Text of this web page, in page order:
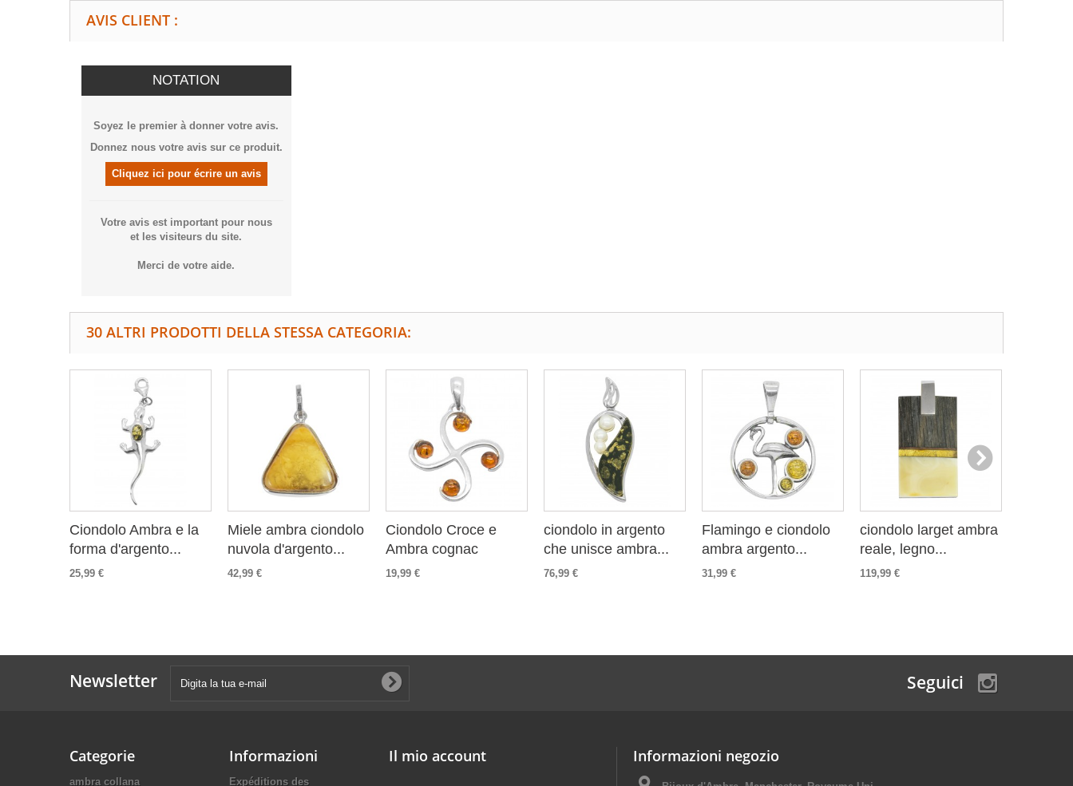
AVIS CLIENT :
NOTATION
Soyez le premier à donner votre avis.
Donnez nous votre avis sur ce produit.
Cliquez ici pour écrire un avis
Votre avis est important pour nous
et les visiteurs du site.
Merci de votre aide.
30 ALTRI PRODOTTI DELLA STESSA CATEGORIA:
Ciondolo Ambra e la
forma d'argento...
25,99 €
Miele ambra ciondolo
nuvola d'argento...
42,99 €
Ciondolo Croce e
Ambra cognac
19,99 €
ciondolo in argento
che unisce ambra...
76,99 €
Flamingo e ciondolo
ambra argento...
31,99 €
ciondolo larget ambra
reale, legno...
119,99 €
Newsletter Seguici
Categorie
ambra collana
Informazioni
Expéditions des
Il mio account Informazioni negozio